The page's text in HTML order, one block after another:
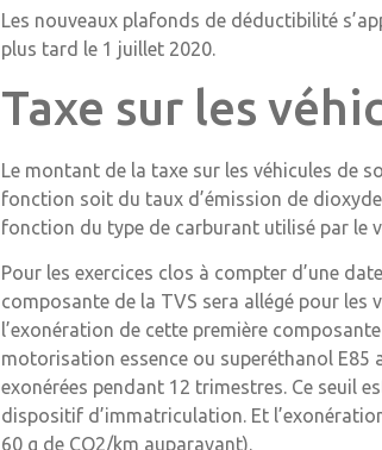
Les nouveaux plafonds de déductibilité
plus tard le 1 juillet 2020.
Taxe sur les
Le montant de la taxe sur les véhicules de
fonction soit du taux d’émission de
fonction du type de carburant utilisé par le
Pour les exercices clos à compter d’une
composante de la TVS sera allégé pour
l’exonération de cette première
motorisation essence ou superéthanol E85
exonérées pendant 12 trimestres. Ce seuil
dispositif d’immatriculation. Et
60 g de CO2/km auparavant).